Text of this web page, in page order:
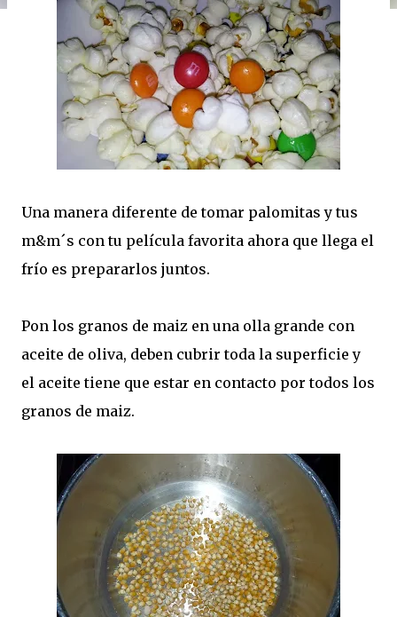
Una manera diferente de tomar palomitas y tus
m&m´s con tu película favorita ahora que llega el
frío es prepararlos juntos.
Pon los granos de maiz en una olla grande con
aceite de oliva, deben cubrir toda la superficie y
el aceite tiene que estar en contacto por todos los
granos de maiz.